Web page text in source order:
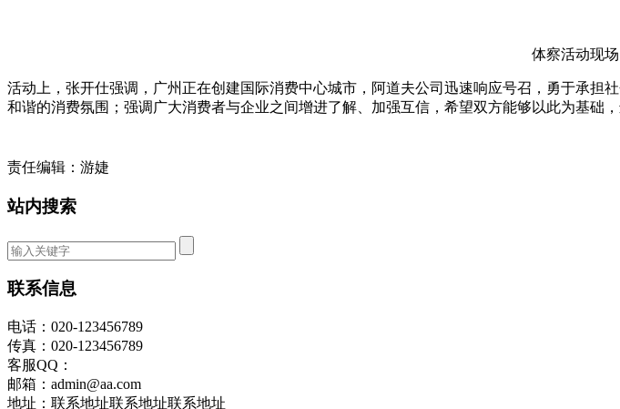
体察活动现场
活动上，张开仕强调，广州正在创建国际消费中心城市，阿道夫公司迅速响应号召，勇于承
和谐的消费氛围；强调广大消费者与企业之间增进了解、加强互信，希望双方能够以此为基础
责任编辑：游婕
站内搜索
联系信息
电话：020-123456789
传真：020-123456789
客服QQ：
邮箱：admin@aa.com
地址：联系地址联系地址联系地址